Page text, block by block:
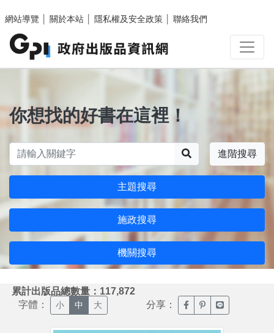
網站導覽
關於本站 隱私權及安全政策 聯絡我們
你想找的好書在這裡！
進階搜尋
主題搜尋
施政搜尋
機關搜尋
累計出版品總數量：117,872
字體： 小 中 大 分享： 臉書分享(另開新視窗)
噗浪分享(另開新
Line分享(另